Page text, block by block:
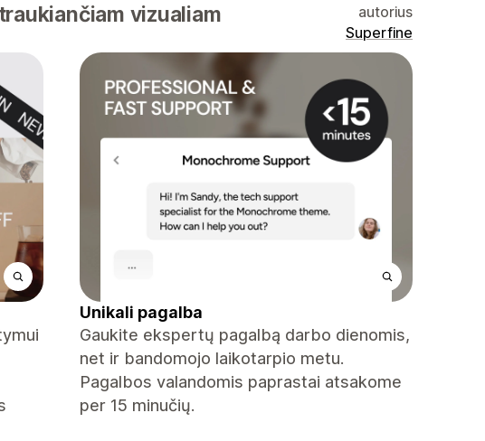
vizualiam
autorius
Superfine
Unikali pagalba
Gaukite ekspertų pagalbą darbo dienomis,
net ir bandomojo laikotarpio metu.
Pagalbos valandomis paprastai atsakome
per 15 minučių.